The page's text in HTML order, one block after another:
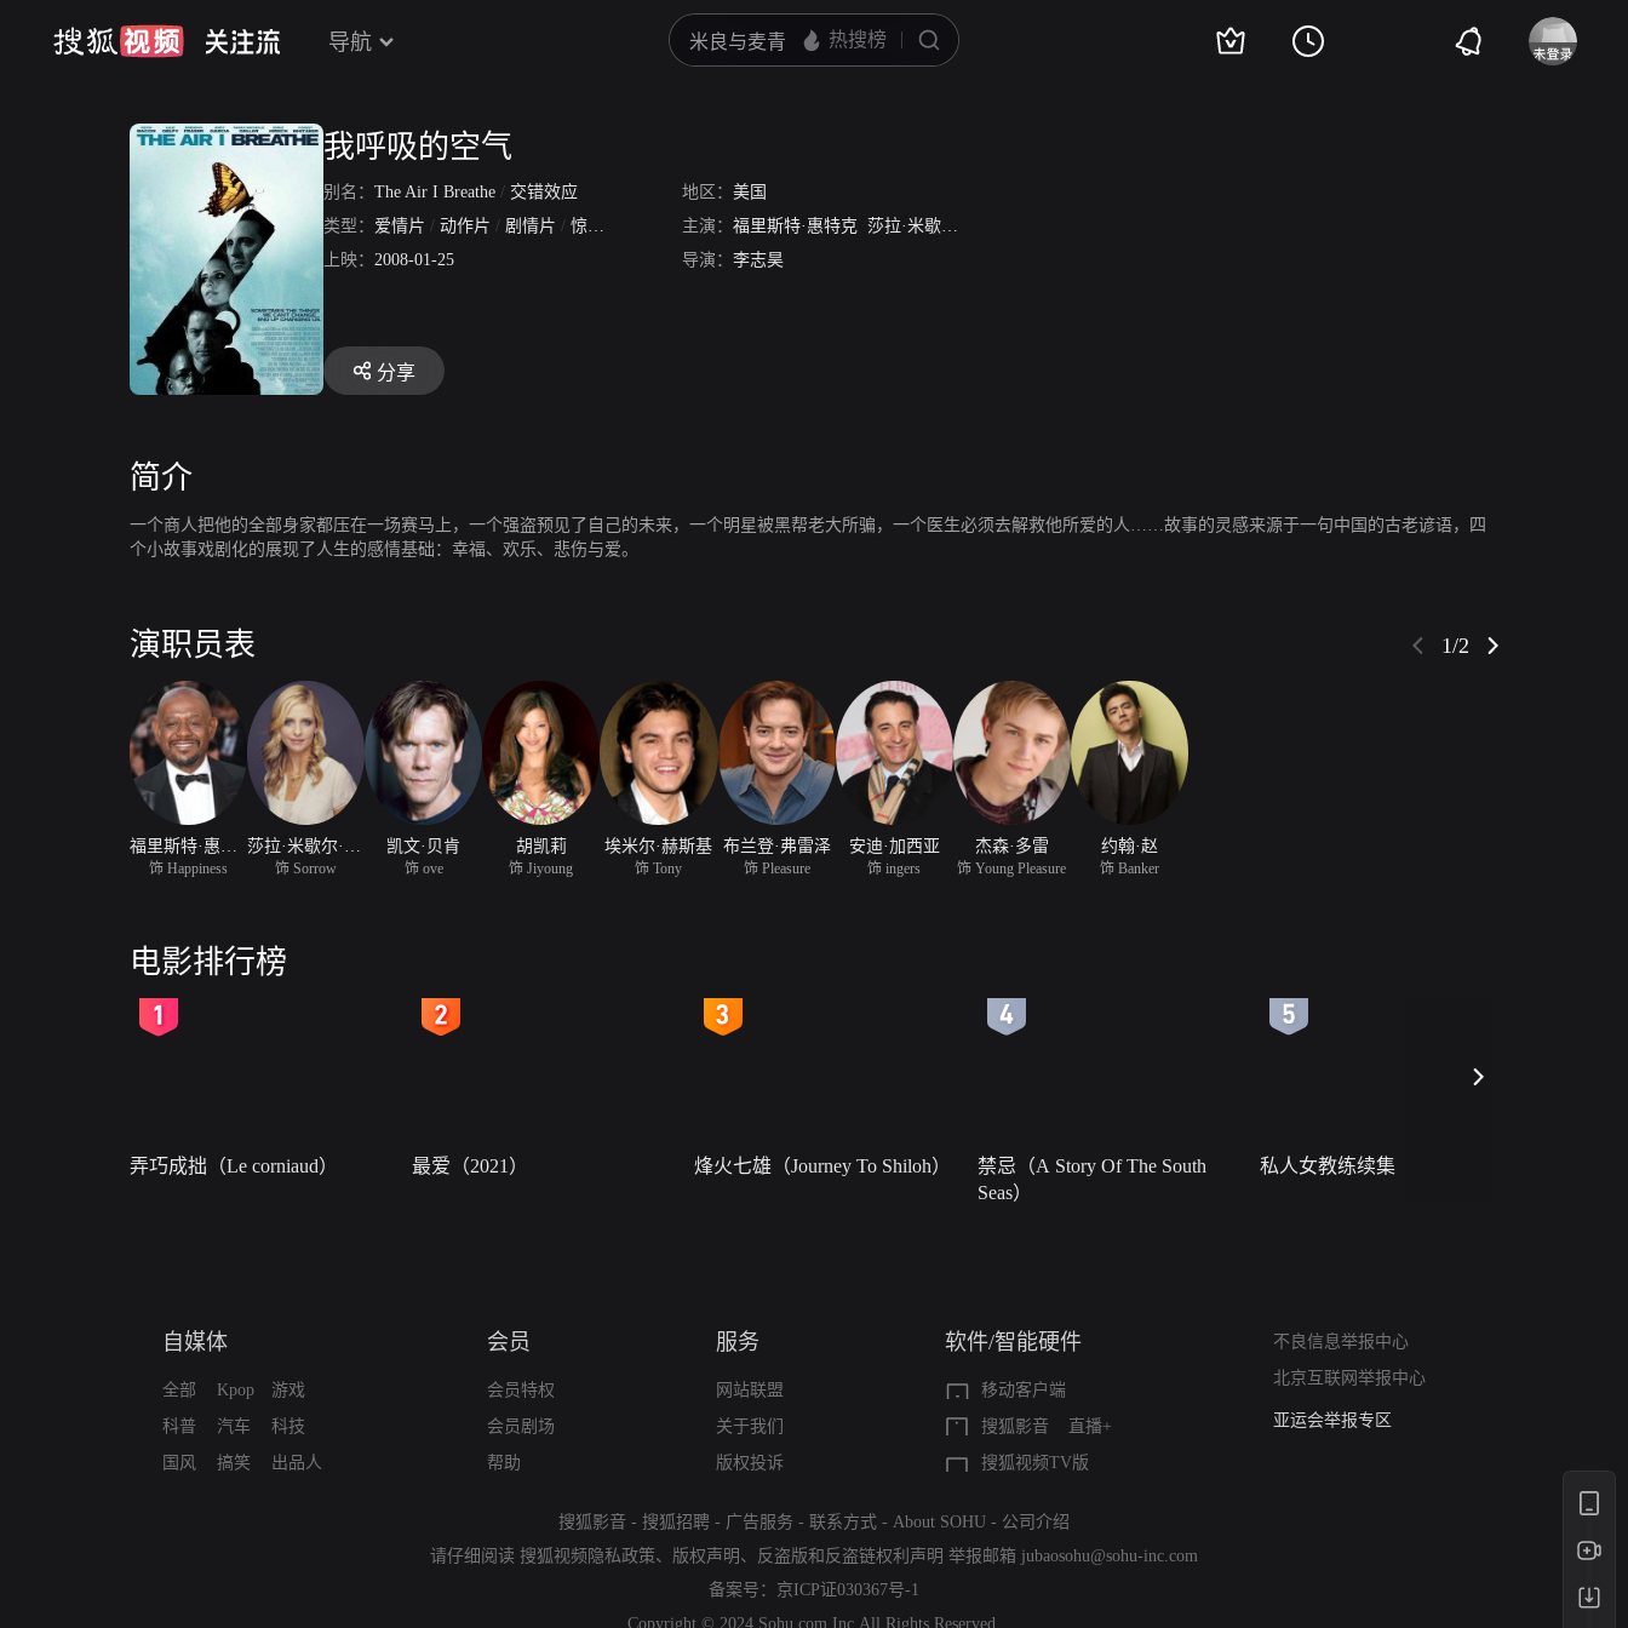
导航
我呼吸的空气
别名： The Air I Breathe / 交错效应 地区： 美国
类型： 爱情片 / 动作片 / 剧情片 / 惊悚片 主演： 福里斯特·惠特克 莎拉·米歇尔·盖拉
上映： 2008-01-25 导演： 李志昊
分享
简介
一个商人把他的全部身家都压在一场赛马上，一个强盗预见了自己的未来，一个明星被黑帮老大所骗，一个医生必须去解救他所爱的人……故事的灵感来源于一句中国的古老谚语，四
个小故事戏剧化的展现了人生的感情基础：幸福、欢乐、悲伤与爱。
演职员表 1/2
饰 Happiness 饰 Sorrow
凯文·贝肯
饰 ove
胡凯莉
饰 Jiyoung
埃米尔·赫斯基
饰 Tony
布兰登·弗雷泽
饰 Pleasure
安迪·加西亚
饰 ingers
杰森·多雷
饰 Young Pleasure
约翰·赵
饰 Banker
电影排行榜
弄巧成拙（Le corniaud） 最爱（2021） 烽火七雄（Journey To Shiloh）
禁忌（A Story Of The South
Seas）
私人女教练续集
自媒体
全部
科普
国风
Kpop
汽车
搞笑
游戏
科技
出品人
会员
会员特权
会员剧场
帮助
服务
网站联盟
关于我们
版权投诉
软件/智能硬件
移动客户端
搜狐影音
直播+
搜狐视频TV版
不良信息举报中心
北京互联网举报中心
算法推荐专项举报
亚运会举报专区
搜狐影音 - 搜狐招聘 - 广告服务 - 联系方式 - About SOHU - 公司介绍
请仔细阅读 搜狐视频隐私政策、 版权声明 、 反盗版和反盗链权利声明 举报邮箱 jubaosohu@sohu-inc.com
备案号： 京ICP证030367号-1
Copyright © 2024 Sohu.com Inc.All Rights Reserved.